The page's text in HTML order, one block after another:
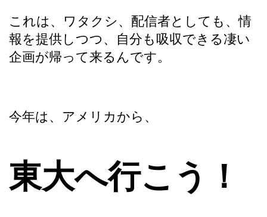
これは、ワタクシ、配信者としても、情
報を提供しつつ、自分も吸収できる凄い
企画が帰って来るんです。
今年は、アメリカから、
東大へ行こう！